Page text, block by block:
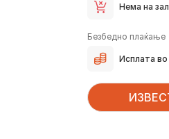
Нема на
Безбедно плаќање
Исплата во